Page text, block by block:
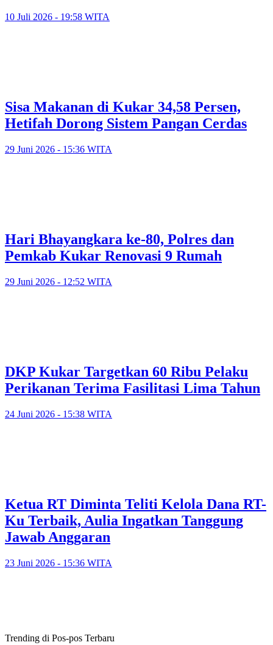
10 Juli 2026 - 19:58 WITA
Sisa Makanan di Kukar 34,58 Persen,
Hetifah Dorong Sistem Pangan Cerdas
29 Juni 2026 - 15:36 WITA
Hari Bhayangkara ke-80, Polres dan
Pemkab Kukar Renovasi 9 Rumah
29 Juni 2026 - 12:52 WITA
DKP Kukar Targetkan 60 Ribu Pelaku
Perikanan Terima Fasilitasi Lima Tahun
24 Juni 2026 - 15:38 WITA
Ketua RT Diminta Teliti Kelola Dana RT-
Ku Terbaik, Aulia Ingatkan Tanggung
Jawab Anggaran
23 Juni 2026 - 15:36 WITA
Trending di Pos-pos Terbaru